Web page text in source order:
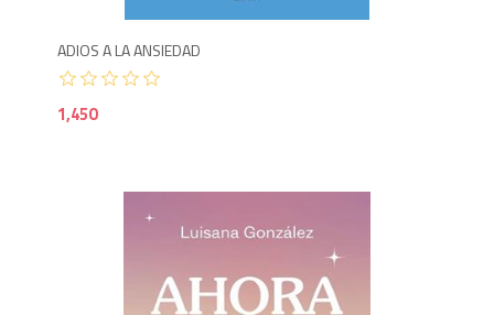
ADIOS A LA ANSIEDAD
1,450